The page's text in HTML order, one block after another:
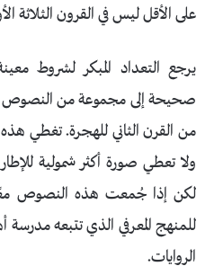
على الأقل ليس في القرون الثلاثة
يرجع التعداد المبكر لشروط
صحيحة إلى مجموعة من النصوص
من القرن الثاني للهجرة.
ولا تعطي صورة أكثر شمولية
لكن إذا جُمعت هذه النصوص
للمنهج المعرفي الذي تتبعه
الروايات.